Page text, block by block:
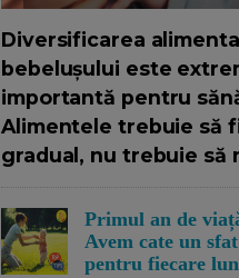
Diversificarea
bebelușului este
importantă pentru
Alimentele trebuie să
gradual, nu trebuie să
Primul an de
Avem cate un
pentru fiecare